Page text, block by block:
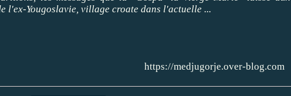
l'ex-Yougoslavie, village croate dans l'actuelle ...
https://medjugorje.over-blog.com